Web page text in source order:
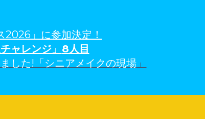
2026」に参加決定！
ャレンジ」 8人目
した!「シニアメイクの現場」